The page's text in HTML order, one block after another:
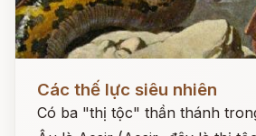
Các thế lực siêu nhiên
Có ba "thị tộc" thần thánh